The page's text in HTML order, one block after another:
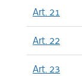
Art. 21
Art. 22
Art. 23